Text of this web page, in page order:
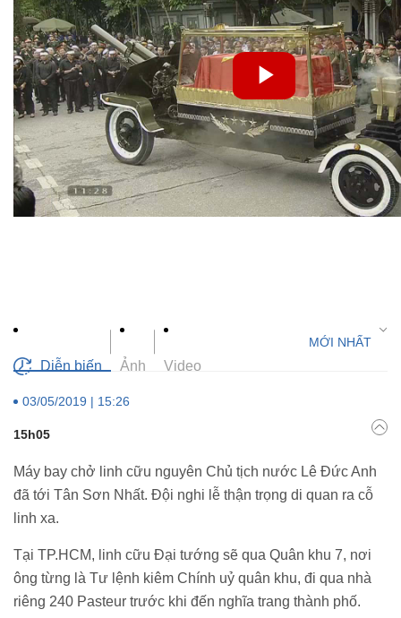
Diễn biến Ảnh Video
03/05/2019 | 15:26
15h05
Máy bay chở linh cữu nguyên Chủ tịch nước Lê Đức Anh
đã tới Tân Sơn Nhất. Đội nghi lễ thận trọng di quan ra cỗ
linh xa.
Tại TP.HCM, linh cữu Đại tướng sẽ qua Quân khu 7, nơi
ông từng là Tư lệnh kiêm Chính uỷ quân khu, đi qua nhà
riêng 240 Pasteur trước khi đến nghĩa trang thành phố.